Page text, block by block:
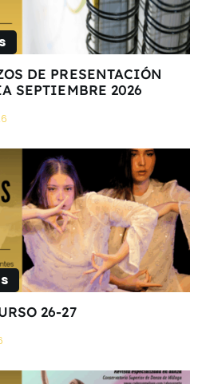
DE PRESENTACIÓN
SEPTIEMBRE 2026
26-27